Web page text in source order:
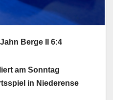
Berge II 6:4
am Sonntag
in Niederense